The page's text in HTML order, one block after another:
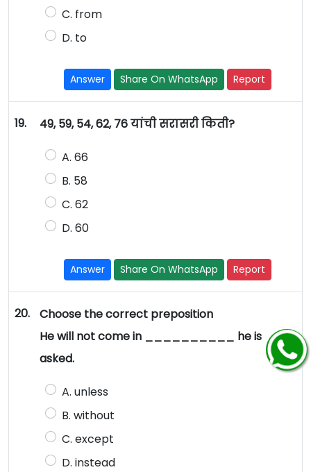
C. from
D. to
Answer Share On WhatsApp Report
19. 49, 59, 54, 62, 76 यांची सरासरी किती?
A. 66
B. 58
C. 62
D. 60
Answer Share On WhatsApp Report
20.
Choose the correct preposition
He will not come in __________ he is
asked.
A. unless
B. without
C. except
D. instead